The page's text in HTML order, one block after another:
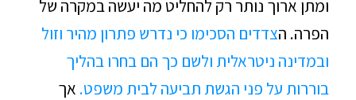
ומתן ארוך נותר רק להחליט מה יעשה במקרה של
הפרה. הצדדים הסכימו כי נדרש פתרון מהיר וזול
ובמדינה ניטראלית ולשם כך הם בחרו בהליך
בוררות על פני הגשת תביעה לבית משפט. אך